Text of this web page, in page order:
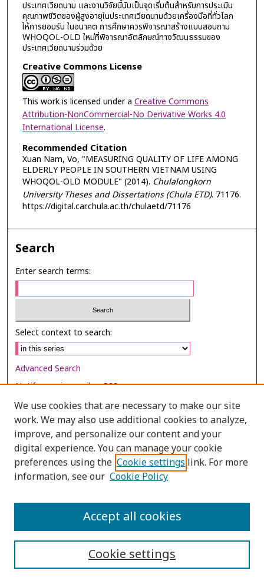
ประเทศเวียดนาม และงานวิจัยนี้นับเป็นจุดเริ่มต้นสำหรับการประเมิน
คุณภาพชีวิตของผู้สูงอายุในประเทศเวียดนามด้วยเครื่องมือที่ทั่วโลก
ให้การยอมรับ ในอนาคต การศึกษาควรพิจารณาสร้างแบบสอบถาม
WHOQOL-OLD ใหม่ที่พิจารณาอัตลักษณ์ทางวัฒนธรรมของ
ประเทศเวียดนามร่วมด้วย
Creative Commons License
This work is licensed under a Creative Commons
Attribution-NonCommercial-No Derivative Works 4.0
International License.
Recommended Citation
Xuan Nam, Vo, "MEASURING QUALITY OF LIFE AMONG
ELDERLY PEOPLE IN SOUTHERN VIETNAM USING
WHOQOL-OLD MODULE" (2014). Chulalongkorn
University Theses and Dissertations (Chula ETD). 71176.
https://digital.car.chula.ac.th/chulaetd/71176
Search
Enter search terms:
Select context to search:
Advanced Search
Notify me via email orRSS
Browse
Collections
Disciplines
Authors
We use cookies that are necessary to make our site
work. We may also use additional cookies to analyze,
improve, and personalize our content and your
digital experience. You can manage your cookie
preferences using the Cookie settings link. For more
information, see our Cookie Policy
Cookie settings
Accept all cookies